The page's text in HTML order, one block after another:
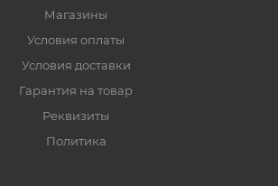
Магазины
Условия оплаты
Условия доставки
Гарантия на товар
Реквизиты
Политика